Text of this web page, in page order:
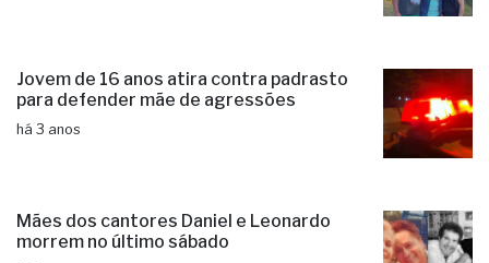
Jovem de 16 anos atira contra padrasto
para defender mãe de agressões
há 3 anos
Mães dos cantores Daniel e Leonardo
morrem no último sábado